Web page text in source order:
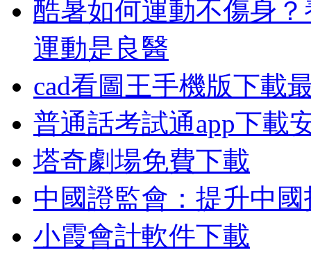
酷暑如何運動不傷身
運動是良醫
cad看圖王手機版下載
普通話考試通app下載
塔奇劇場免費下載
中國證監會：提升中
小霞會計軟件下載